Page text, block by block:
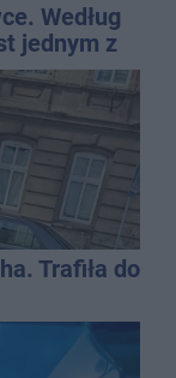
Według
jednym z
Trafiła do